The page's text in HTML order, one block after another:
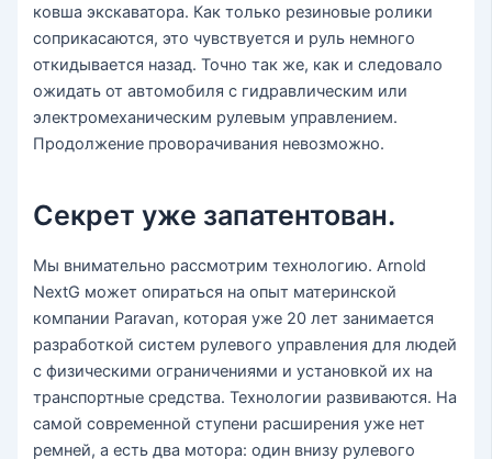
ковша экскаватора. Как только резиновые ролики
соприкасаются, это чувствуется и руль немного
откидывается назад. Точно так же, как и следовало
ожидать от автомобиля с гидравлическим или
электромеханическим рулевым управлением.
Продолжение проворачивания невозможно.
Секрет уже запатентован.
Мы внимательно рассмотрим технологию. Arnold
NextG может опираться на опыт материнской
компании Paravan, которая уже 20 лет занимается
разработкой систем рулевого управления для людей
с физическими ограничениями и установкой их на
транспортные средства. Технологии развиваются. На
самой современной ступени расширения уже нет
ремней, а есть два мотора: один внизу рулевого